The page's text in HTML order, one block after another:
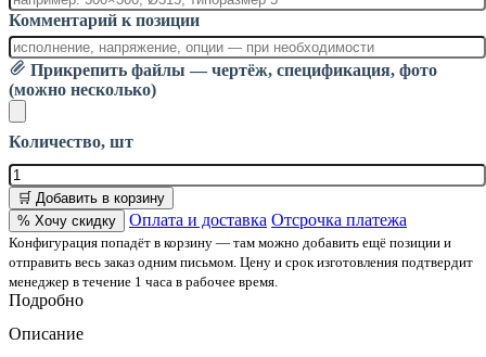
Комментарий к позиции
Прикрепить файлы — чертёж, спецификация, фото
(можно несколько)
Количество, шт
🛒 Добавить в корзину
% Хочу скидку
Оплата и доставка Отсрочка платежа
Конфигурация попадёт в корзину — там можно добавить ещё позиции и
отправить весь заказ одним письмом. Цену и срок изготовления подтвердит
менеджер в течение 1 часа в рабочее время.
Подробно
Описание